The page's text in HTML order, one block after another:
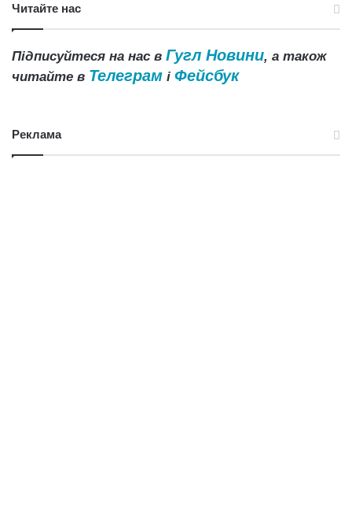
Читайте нас
Підписуйтеся на нас в Гугл Новини, а також
читайте в Телеграм і Фейсбук
Реклама